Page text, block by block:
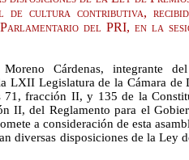
de cultura contributiva,
del PRI, en la
Cárdenas, integrante
LXII Legislatura de la Cámara de
71, fracción II, y 135 de la
II, del Reglamento para el
a consideración de esta
diversas disposiciones de la Ley